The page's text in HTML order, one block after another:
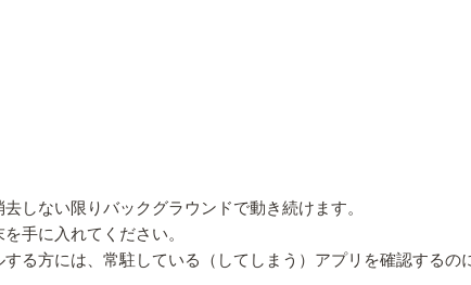
しない限りバックグラウンドで動き続けます。
手に入れてください。
る方には、常駐している（してしまう）アプリを確認するの